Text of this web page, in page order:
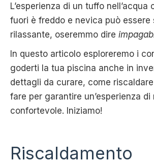
L’esperienza di un tuffo nell’acqua
fuori è freddo e nevica può essere
rilassante, oseremmo dire
In questo articolo esploreremo i
goderti la tua piscina anche in
dettagli da curare, come riscaldare
fare per garantire un’esperienza
confortevole. Iniziamo!
Riscaldamento